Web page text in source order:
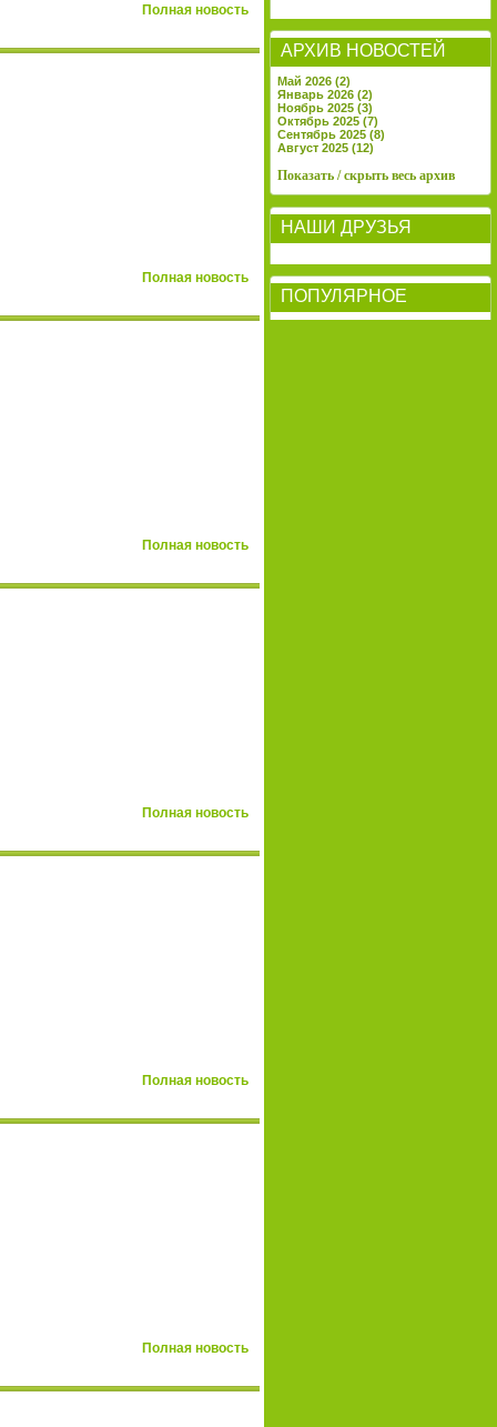
Полная новость
Полная новость
Полная новость
Полная новость
Полная новость
Полная новость
АРХИВ НОВОСТЕЙ
Май 2026 (2)
Январь 2026 (2)
Ноябрь 2025 (3)
Октябрь 2025 (7)
Сентябрь 2025 (8)
Август 2025 (12)
Показать / скрыть весь архив
НАШИ ДРУЗЬЯ
ПОПУЛЯРНОЕ